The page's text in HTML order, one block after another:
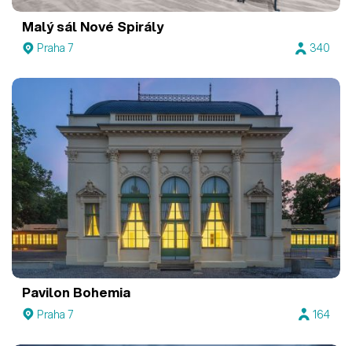
Malý sál Nové Spirály
Praha 7 340
Pavilon Bohemia
Praha 7 164